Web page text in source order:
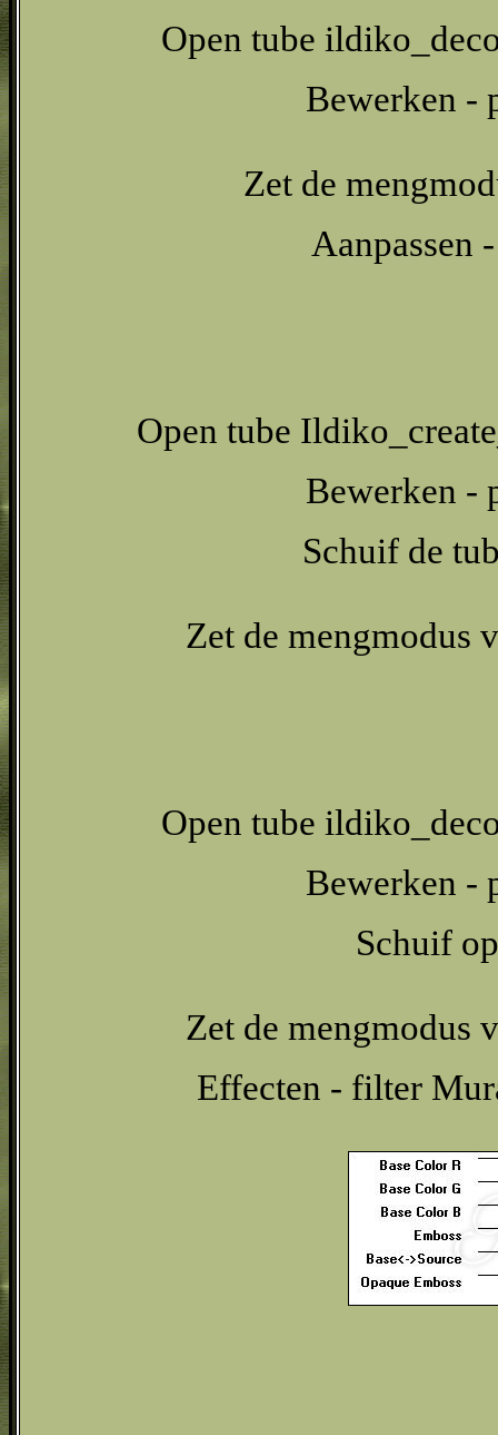
Open tube
Bewerken -
Zet de
Aanpassen
Open tube
Bewerken -
Schuif de
Zet de mengmodus
Open tube
Bewerken -
Schuif
Zet de mengmodus
Effecten - filter